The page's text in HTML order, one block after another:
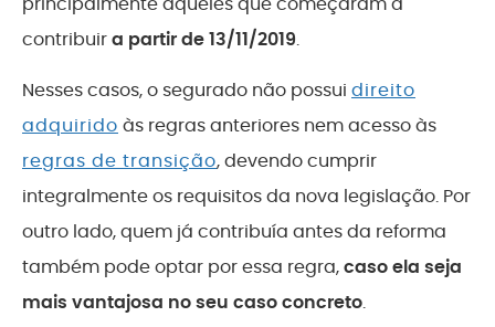
contribuira partir de 13/11/2019.
Nesses casos, o segurado não possui direito
adquirido às regras anteriores nem acesso às
regras de transição, devendo cumprir
integralmente os requisitos da nova legislação. Por
outro lado, quem já contribuía antes da reforma
também pode optar por essa regra,caso ela seja
mais vantajosa no seu caso concreto.